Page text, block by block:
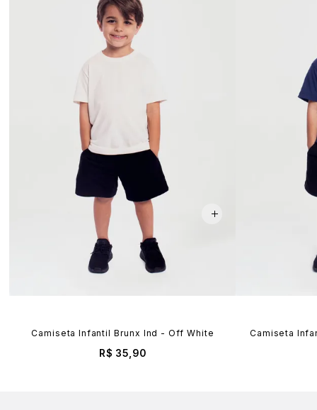
Camiseta Infantil Brunx Ind - Off White
R$ 35,90
Camiseta